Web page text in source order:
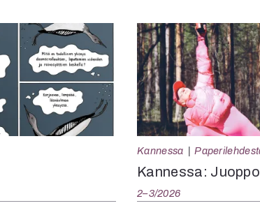
Kannessa
Kannessa:
2–3/2026